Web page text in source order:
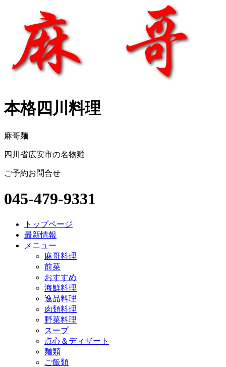
本格四川料理
麻哥麺
四川省広安市の名物麺
ご予約お問合せ
045-479-9331
トップページ
最新情報
メニュー
麻哥料理
前菜
おすすめ
海鮮料理
逸品料理
肉類料理
野菜料理
スープ
点心＆ディザート
麺類
ご飯類